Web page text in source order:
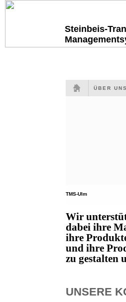
Steinbeis-
ÜBER
TMS-Ulm
Wir
dabei ihre
ihre
und ihre
zu gestalten
UNSERE